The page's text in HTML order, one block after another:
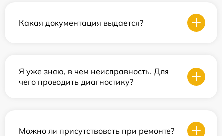
Какая документация выдается?
Я уже знаю, в чем неисправность. Для
чего проводить диагностику?
Можно ли присутствовать при ремонте?